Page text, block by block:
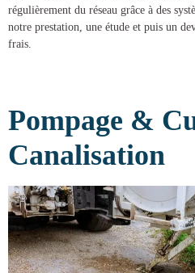
régulièrement du réseau grâce à des
notre prestation, une étude et puis un
frais.
Pompage &
Canalisation